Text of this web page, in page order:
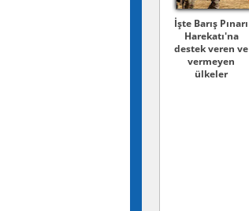
İşte Barış Pınarı
Harekatı'na
destek veren ve
vermeyen
ülkeler